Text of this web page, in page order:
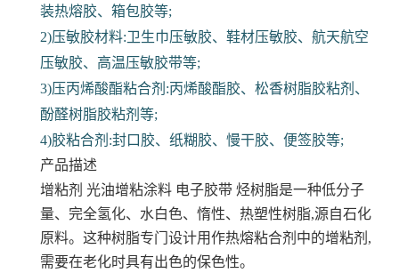
装热熔胶、箱包胶等;
2)压敏胶材料:卫生巾压敏胶、鞋材压敏胶、航天航空
压敏胶、高温压敏胶带等;
3)压丙烯酸酯粘合剂:丙烯酸酯胶、松香树脂胶粘剂、
酚醛树脂胶粘剂等;
4)胶粘合剂:封口胶、纸糊胶、慢干胶、便签胶等;
产品描述
增粘剂 光油增粘涂料 电子胶带 烃树脂是一种低分子
量、完全氢化、水白色、惰性、热塑性树脂,源自石化
原料。这种树脂专门设计用作热熔粘合剂中的增粘剂,
需要在老化时具有出色的保色性。